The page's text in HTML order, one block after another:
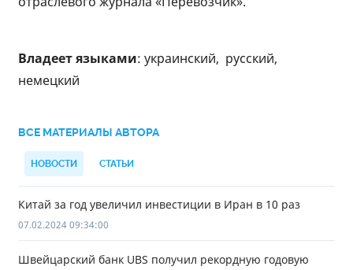
Владеет языками: украинский, русский,
немецкий
ВСЕ МАТЕРИАЛЫ АВТОРА
НОВОСТИ СТАТЬИ
Китай за год увеличил инвестиции в Иран в 10 раз
07.02.2024 09:34:00
Швейцарский банк UBS получил рекордную годовую